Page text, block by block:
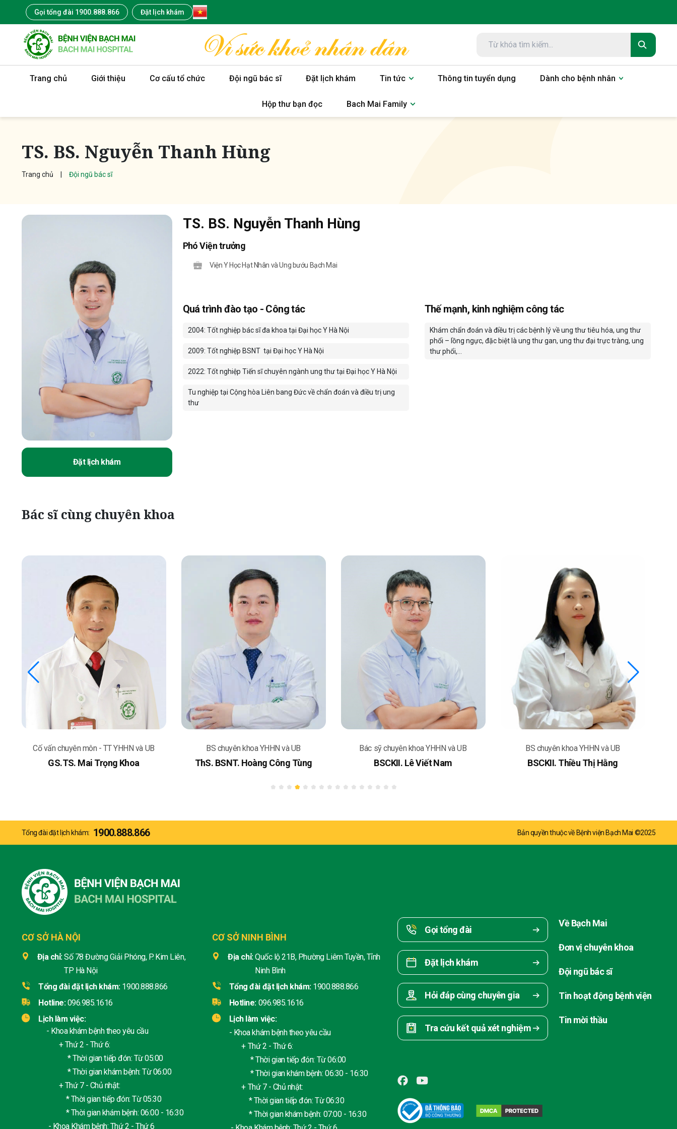
Gọi tổng đài 1900.888.866 Đặt lịch khám
Trang chủ Giới thiệu Cơ cấu tổ chức Đội ngũ bác sĩ Đặt lịch khám Tin tức Thông tin tuyển dụng Dành cho bệnh nhân
Hộp thư bạn đọc Bach Mai Family
TS. BS. Nguyễn Thanh Hùng
Trang chủ Đội ngũ bác sĩ
Đặt lịch khám
TS. BS. Nguyễn Thanh Hùng
Phó Viện trưởng
Viện Y Học Hạt Nhân và Ung bướu Bạch Mai
Quá trình đào tạo - Công tác
2004: Tốt nghiệp bác sĩ đa khoa tại Đại học Y Hà Nội
2009: Tốt nghiệp BSNT tại Đại học Y Hà Nội
2022: Tốt nghiệp Tiến sĩ chuyên ngành ung thư tại Đại học Y Hà Nội
Tu nghiệp tại Cộng hòa Liên bang Đức về chẩn đoán và điều trị ung
thư
Thế mạnh, kinh nghiệm công tác
Khám chẩn đoán và điều trị các bệnh lý về ung thư tiêu hóa, ung thư
phổi – lồng ngực, đặc biệt là ung thư gan, ung thư đại trực tràng, ung
thư phổi,…
Bác sĩ cùng chuyên khoa
Cố vấn chuyên môn - TT YHHN và UB
GS.TS. Mai Trọng Khoa
BS chuyên khoa YHHN và UB
ThS. BSNT. Hoàng Công Tùng
Bác sỹ chuyên khoa YHHN và UB
BSCKII. Lê Viết Nam
BS chuyên khoa YHHN và UB
BSCKII. Thiều Thị Hằng
Tổng đài đặt lịch khám: 1900.888.866 Bản quyền thuộc về Bệnh viện Bạch Mai ©2025
CƠ SỞ HÀ NỘI
Địa chỉ:Số 78 Đường Giải Phóng, P. Kim Liên,
TP Hà Nội
Tổng đài đặt lịch khám: 1900.888.866
Hotline: 096.985.1616
Lịch làm việc:
- Khoa khám bệnh theo yêu cầu
+ Thứ 2 - Thứ 6:
* Thời gian tiếp đón: Từ 05:00
* Thời gian khám bệnh: Từ 06:00
+ Thứ 7 - Chủ nhật:
* Thời gian tiếp đón: Từ 05:30
* Thời gian khám bệnh: 06:00 - 16:30
- Khoa Khám bệnh: Thứ 2 - Thứ 6
CƠ SỞ NINH BÌNH
Địa chỉ:Quốc lộ 21B, Phường Liêm Tuyền, Tỉnh
Ninh Bình
Tổng đài đặt lịch khám: 1900.888.866
Hotline: 096.985.1616
Lịch làm việc:
- Khoa khám bệnh theo yêu cầu
+ Thứ 2 - Thứ 6:
* Thời gian tiếp đón: Từ 06:00
* Thời gian khám bệnh: 06:30 - 16:30
+ Thứ 7 - Chủ nhật:
* Thời gian tiếp đón: Từ 06:30
* Thời gian khám bệnh: 07:00 - 16:30
Gọi tổng đài
Đặt lịch khám
Hỏi đáp cùng chuyên gia
Tra cứu kết quả xét nghiệm
Về Bạch Mai
Đơn vị chuyên khoa
Đội ngũ bác sĩ
Tin hoạt động bệnh viện
Tin mời thầu